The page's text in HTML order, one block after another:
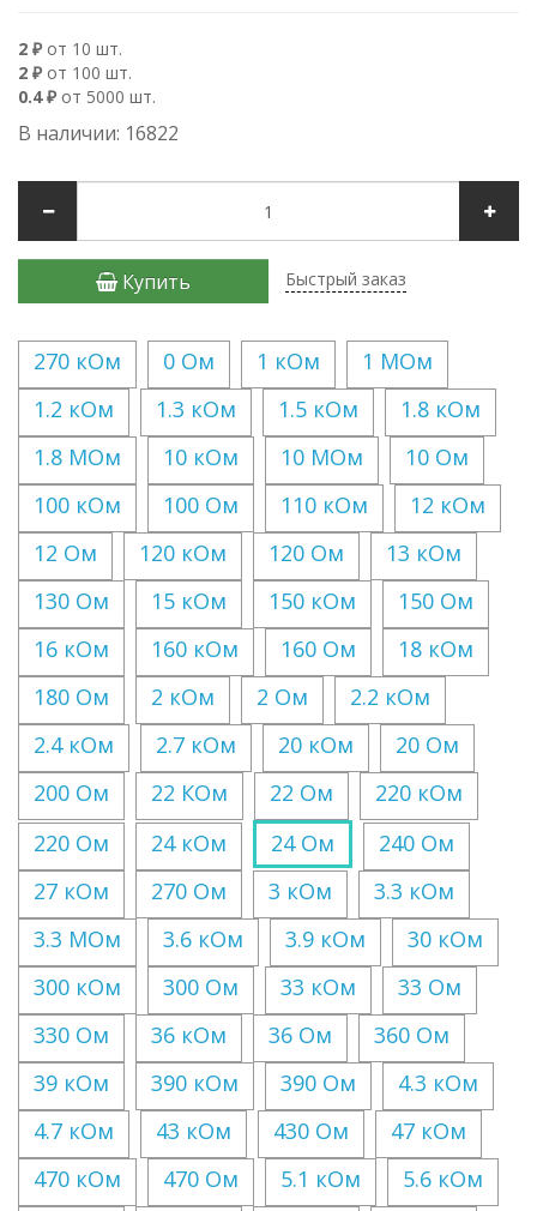
2 ₽ от 10 шт.
2 ₽ от 100 шт.
0.4 ₽ от 5000 шт.
В наличии: 16822
Купить Быстрый заказ
270 кОм 0 Ом 1 кОм
1 МОм
1.2 кОм
1.3 кОм 1.5 кОм
1.8 кОм
1.8 МОм
10 кОм 10 МОм
10 Ом
100 кОм
100 Ом 110 кОм
12 кОм
12 Ом
120 кОм 120 Ом
13 кОм
130 Ом
15 кОм 150 кОм
150 Ом
16 кОм
160 кОм 160 Ом
18 кОм
180 Ом
2 кОм 2 Ом
2.2 кОм
2.4 кОм
2.7 кОм 20 кОм
20 Ом
200 Ом
22 КОм 22 Ом
220 кОм
220 Ом
24 кОм 24 Ом
240 Ом
27 кОм
270 Ом 3 кОм
3.3 кОм
3.3 МОм
3.6 кОм 3.9 кОм
30 кОм
300 кОм
300 Ом 33 кОм
33 Ом
330 Ом
36 кОм 36 Ом
360 Ом
39 кОм
390 кОм 390 Ом
4.3 кОм
4.7 кОм
43 кОм 430 Ом
47 кОм
470 кОм
470 Ом 5.1 кОм
5.6 кОм